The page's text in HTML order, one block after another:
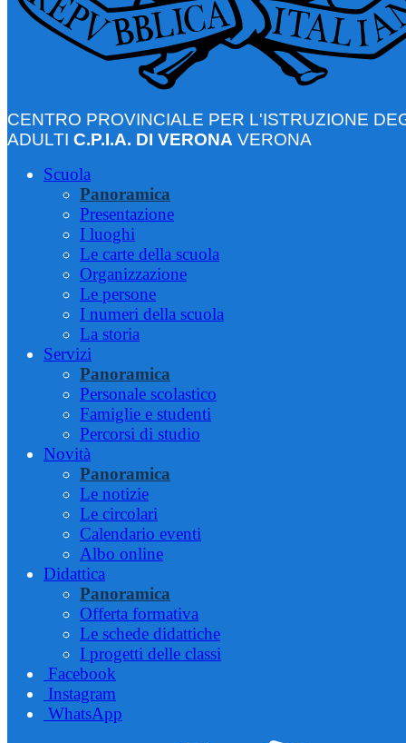
CENTRO PROVINCIALE PER L'ISTRUZIONE
ADULTI C.P.I.A. DI VERONA VERONA
Scuola
Panoramica
Presentazione
I luoghi
Le carte della scuola
Organizzazione
Le persone
I numeri della scuola
La storia
Servizi
Panoramica
Personale scolastico
Famiglie e studenti
Percorsi di studio
Novità
Panoramica
Le notizie
Le circolari
Calendario eventi
Albo online
Didattica
Panoramica
Offerta formativa
Le schede didattiche
I progetti delle classi
Facebook
Instagram
WhatsApp